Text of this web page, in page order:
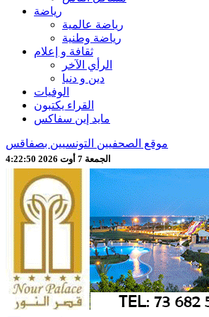
رياضة
رياضة عالمية
رياضة وطنية
ثقافة و إعلام
الرأي الآخر
دين و دنيا
الوفيات
القراء يكتبون
مايد إين سفاكس
موقع الصحفيين التونسيين بصفاقس
الجمعة 7 أوت 2026 4:22:52